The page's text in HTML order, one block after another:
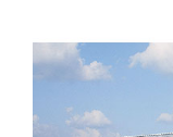
開発ストーリー